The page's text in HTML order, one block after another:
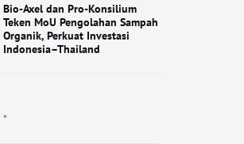
Bio-Axel dan Pro-Konsilium
Teken MoU Pengolahan Sampah
Organik, Perkuat Investasi
Indonesia–Thailand
*